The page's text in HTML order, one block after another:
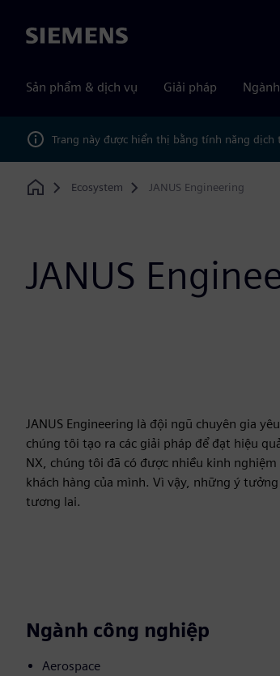
Siemens
Sản phẩm & dịch vụ Giải pháp
Trang này được hiển thị bằng tính năng dịch
Home
Ecosystem JANUS Engineering
JANUS
JANUS Engineering là đội ngũ chuyên gia
chúng tôi tạo ra các giải pháp để đạt hiệu
NX, chúng tôi đã có được nhiều kinh
khách hàng của mình. Vì vậy, những ý
tương lai.
Ngành công nghiệp
Aerospace